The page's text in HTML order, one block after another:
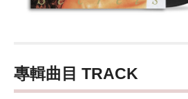
專輯曲目 TRACK